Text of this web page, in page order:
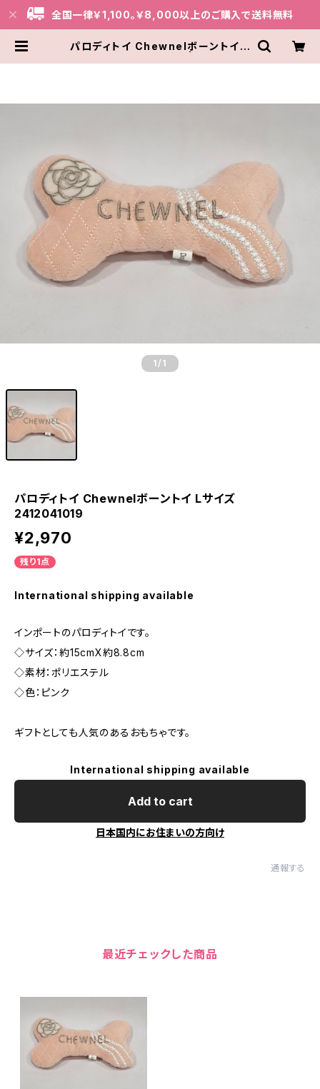
全国一律￥1,100。￥8,000以上のご購入で送料無料
パロディトイ Chewnelボーントイ L
1 /1
パロディトイ Chewnelボーントイ Lサイズ
2412041019
¥2,970
残り1点
International shipping available
インポートのパロディトイです。
◇サイズ：約15cmX約8.8cm
◇素材：ポリエステル
◇色：ピンク
ギフトとしても人気のあるおもちゃです。
International shipping available
Add to cart
日本国内にお住まいの方向け
通報する
最近チェックした商品